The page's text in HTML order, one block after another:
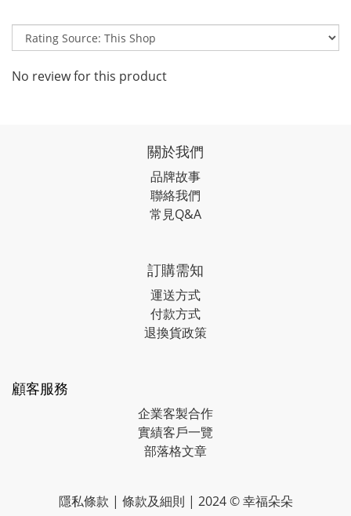
No review for this product
關於我們
品牌故事
聯絡我們
常見Q&A
訂購需知
運送方式
付款方式
退換貨政策
顧客服務
企業客製合作
實績客戶一覽
部落格文章
隱私條款 | 條款及細則 | 2024 © 幸福朵朵